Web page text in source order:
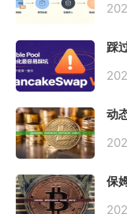
踩
初
动
保